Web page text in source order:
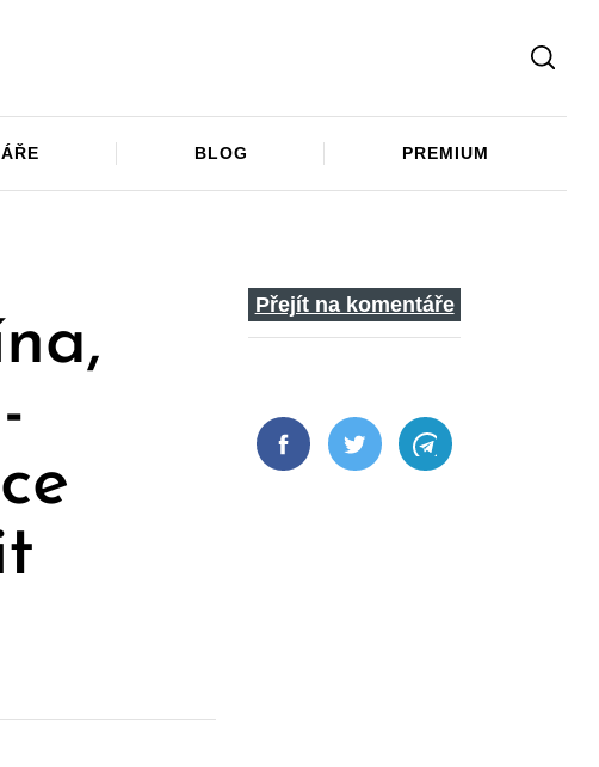
BLOG PREMIUM
Přejít na komentáře
FacebookTwitter Telegram